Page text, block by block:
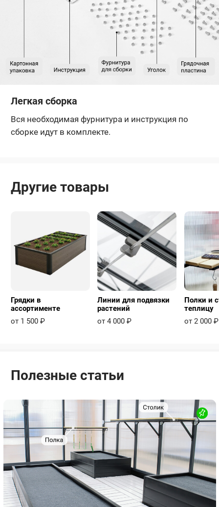
Легкая сборка
Вся необходимая фурнитура и инструкция по
сборке идут в комплекте.
Другие товары
Грядки в
ассортименте
от 1 500 ₽
Линии для подвязки
растений
от 4 000 ₽
Полки и
теплицу
от 2 000 ₽
Полезные статьи